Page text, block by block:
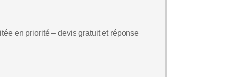
en priorité – devis gratuit et réponse